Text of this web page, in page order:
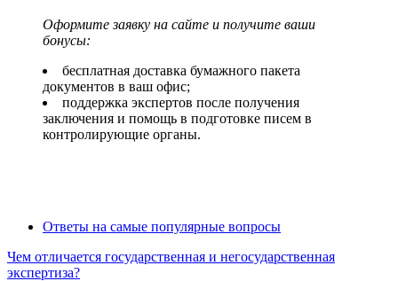
Оформите заявку на сайте и получите ваши
бонусы:
бесплатная доставка бумажного пакета
документов в ваш офис;
поддержка экспертов после получения
заключения и помощь в подготовке писем в
контролирующие органы.
Ответы на самые популярные вопросы
Чем отличается государственная и негосударственная
экспертиза?